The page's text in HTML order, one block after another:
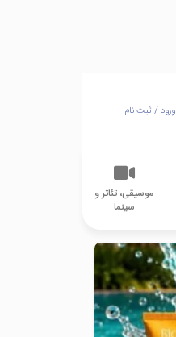
ورود / ثبت نام
موسیقی، تئاتر و
سینما